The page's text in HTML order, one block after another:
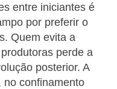
entre iniciantes é
por preferir o
Quem evita a
perde a
posterior. A
no confinamento